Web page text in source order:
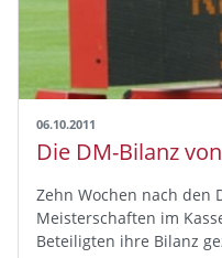
06.10.2011
Die DM-Bilanz
Zehn Wochen nach den
Meisterschaften im
Beteiligten ihre Bilanz